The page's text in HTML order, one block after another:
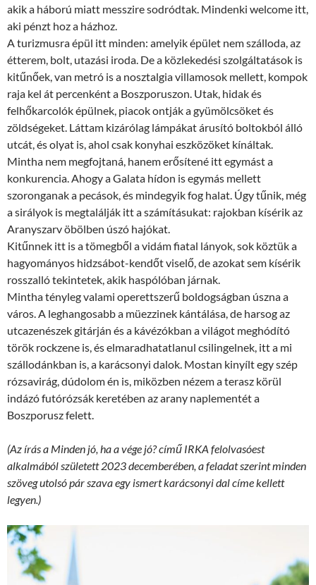
akik a háború miatt messzire sodródtak. Mindenki welcome itt,
aki pénzt hoz a házhoz.
A turizmusra épül itt minden: amelyik épület nem szálloda, az
étterem, bolt, utazási iroda. De a közlekedési szolgáltatások is
kitűnőek, van metró is a nosztalgia villamosok mellett, kompok
raja kel át percenként a Boszporuszon. Utak, hidak és
felhőkarcolók épülnek, piacok ontják a gyümölcsöket és
zöldségeket. Láttam kizárólag lámpákat árusító boltokból álló
utcát, és olyat is, ahol csak konyhai eszközöket kínáltak.
Mintha nem megfojtaná, hanem erősítené itt egymást a
konkurencia. Ahogy a Galata hídon is egymás mellett
szoronganak a pecások, és mindegyik fog halat. Úgy tűnik, még
a sirályok is megtalálják itt a számításukat: rajokban kísérik az
Aranyszarv öbölben úszó hajókat.
Kitűnnek itt is a tömegből a vidám fiatal lányok, sok köztük a
hagyományos hidzsábot-kendőt viselő, de azokat sem kísérik
rosszalló tekintetek, akik haspólóban járnak.
Mintha tényleg valami operettszerű boldogságban úszna a
város. A leghangosabb a müezzinek kántálása, de harsog az
utcazenészek gitárján és a kávézókban a világot meghódító
török rockzene is, és elmaradhatatlanul csilingelnek, itt a mi
szállodánkban is, a karácsonyi dalok. Mostan kinyílt egy szép
rózsavirág, dúdolom én is, miközben nézem a terasz körül
indázó futórózsák keretében az arany naplementét a
Boszporusz felett.
(Az írás a Minden jó, ha a vége jó? című IRKA felolvasóest
alkalmából született 2023 decemberében, a feladat szerint minden
szöveg utolsó pár szava egy ismert karácsonyi dal címe kellett
legyen.)